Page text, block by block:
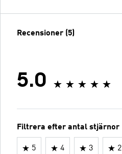
Recensioner (5)
5.0
Filtrera efter antal stjärnor
5 4 3 2